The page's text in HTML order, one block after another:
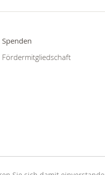
Spenden
Fördermitgliedschaft